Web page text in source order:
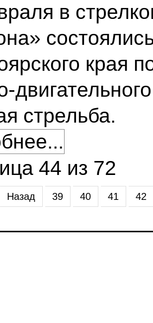
в
края
стрельба.
44 из 72
Назад 39 40 41 42